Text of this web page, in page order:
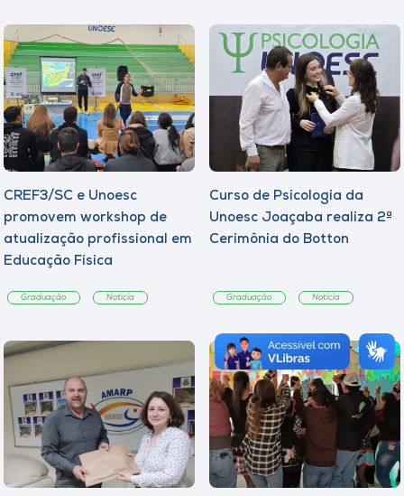
CREF3/SC e Unoesc
promovem workshop de
atualização profissional em
Educação Física
Graduação Notícia
Curso de Psicologia da
Unoesc Joaçaba realiza 2ª
Cerimônia do Botton
Graduação Notícia